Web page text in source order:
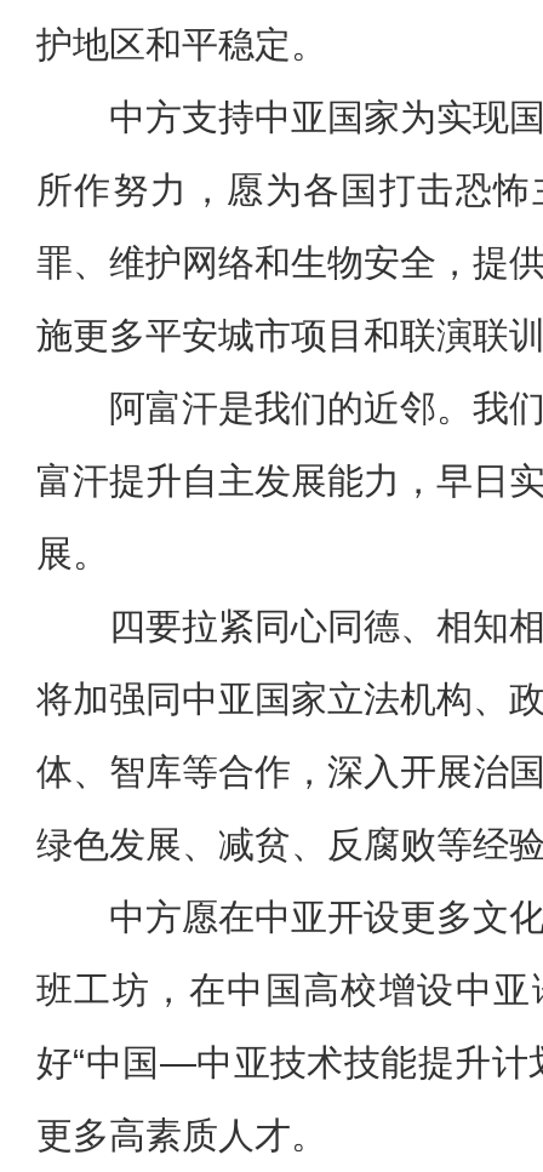
护地区和平稳定。
中方支持中亚国家为实现
所作努力，愿为各国打击恐
罪、维护网络和生物安全，提
施更多平安城市项目和联演联
阿富汗是我们的近邻。我
富汗提升自主发展能力，早日
展。
四要拉紧同心同德、相知
将加强同中亚国家立法机构、
体、智库等合作，深入开展治
绿色发展、减贫、反腐败等经
中方愿在中亚开设更多文
班工坊，在中国高校增设中
好“中国—中亚技术技能提升计
更多高素质人才。